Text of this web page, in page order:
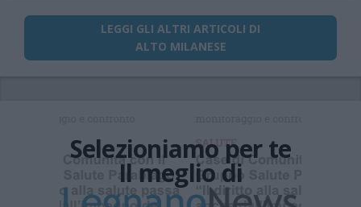
LEGGI GLI ALTRI ARTICOLI DI
ALTO MILANESE
Selezioniamo per te
Il meglio di